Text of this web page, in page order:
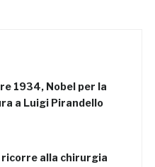
1934, Nobel per la
a Luigi Pirandello
ricorre alla chirurgia